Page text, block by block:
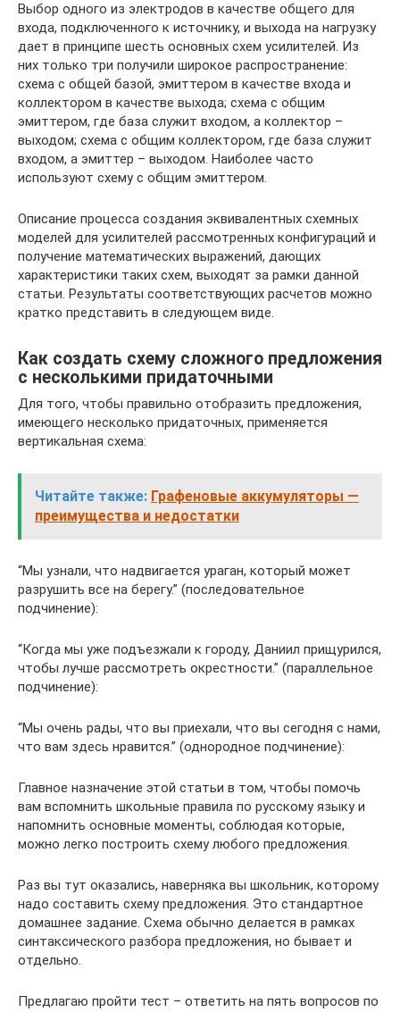
Выбор одного из электродов в качестве общего для
входа, подключенного к источнику, и выхода на нагрузку
дает в принципе шесть основных схем усилителей. Из
них только три получили широкое распространение:
схема с общей базой, эмиттером в качестве входа и
коллектором в качестве выхода; схема с общим
эмиттером, где база служит входом, а коллектор –
выходом; схема с общим коллектором, где база служит
входом, а эмиттер – выходом. Наиболее часто
используют схему с общим эмиттером.
Описание процесса создания эквивалентных схемных
моделей для усилителей рассмотренных конфигураций и
получение математических выражений, дающих
характеристики таких схем, выходят за рамки данной
статьи. Результаты соответствующих расчетов можно
кратко представить в следующем виде.
Как создать схему сложного предложения
с несколькими придаточными
Для того, чтобы правильно отобразить предложения,
имеющего несколько придаточных, применяется
вертикальная схема:
Читайте также: Графеновые аккумуляторы —
преимущества и недостатки
“Мы узнали, что надвигается ураган, который может
разрушить все на берегу.” (последовательное
подчинение):
“Когда мы уже подъезжали к городу, Даниил прищурился,
чтобы лучше рассмотреть окрестности.” (параллельное
подчинение):
“Мы очень рады, что вы приехали, что вы сегодня с нами,
что вам здесь нравится.” (однородное подчинение):
Главное назначение этой статьи в том, чтобы помочь
вам вспомнить школьные правила по русскому языку и
напомнить основные моменты, соблюдая которые,
можно легко построить схему любого предложения.
Раз вы тут оказались, наверняка вы школьник, которому
надо составить схему предложения. Это стандартное
домашнее задание. Схема обычно делается в рамках
синтаксического разбора предложения, но бывает и
отдельно.
Предлагаю пройти тест – ответить на пять вопросов по